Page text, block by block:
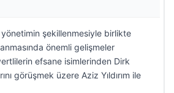
yönetimin şekillenmesiyle birlikte
önemli gelişmeler
efsane isimlerinden Dirk
görüşmek üzere Aziz Yıldırım ile